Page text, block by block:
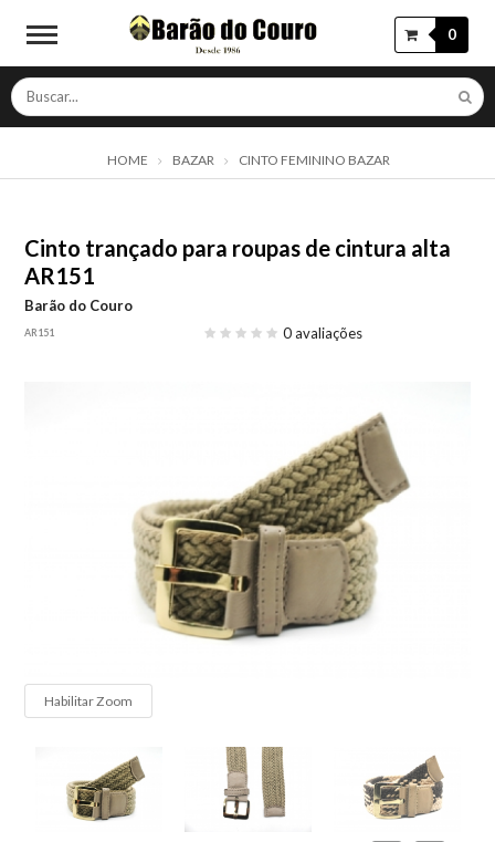
0
HOME BAZAR CINTO FEMININO BAZAR
Cinto trançado para roupas de cintura alta
AR151
Barão do Couro
AR151 0 avaliações
Habilitar Zoom